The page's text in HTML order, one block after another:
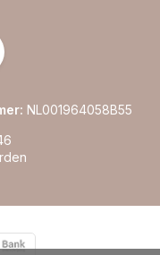
NL001964058B55